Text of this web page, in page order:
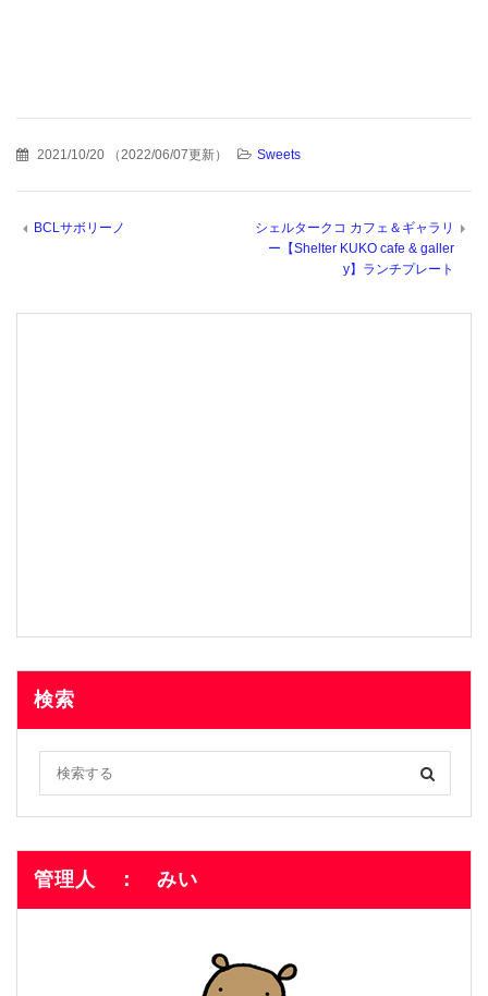
2021/10/20 （2022/06/07更新） Sweets
BCLサボリーノ
シェルタークコ カフェ＆ギャラリ
ー【Shelter KUKO cafe & galler
y】ランチプレート
検索
管理人 ： みい